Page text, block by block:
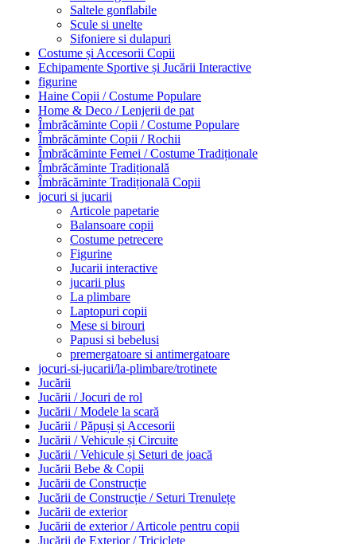
Saltele gonflabile
Scule si unelte
Sifoniere si dulapuri
Costume și Accesorii Copii
Echipamente Sportive și Jucării Interactive
figurine
Haine Copii / Costume Populare
Home & Deco / Lenjerii de pat
Îmbrăcăminte Copii / Costume Populare
Îmbrăcăminte Copii / Rochii
Îmbrăcăminte Femei / Costume Tradiționale
Îmbrăcăminte Tradițională
Îmbrăcăminte Tradițională Copii
jocuri si jucarii
Articole papetarie
Balansoare copii
Costume petrecere
Figurine
Jucarii interactive
jucarii plus
La plimbare
Laptopuri copii
Mese si birouri
Papusi si bebelusi
premergatoare si antimergatoare
jocuri-si-jucarii/la-plimbare/trotinete
Jucării
Jucării / Jocuri de rol
Jucării / Modele la scară
Jucării / Păpuși și Accesorii
Jucării / Vehicule și Circuite
Jucării / Vehicule și Seturi de joacă
Jucării Bebe & Copii
Jucării de Construcție
Jucării de Construcție / Seturi Trenulețe
Jucării de exterior
Jucării de exterior / Articole pentru copii
Jucării de Exterior / Triciclete